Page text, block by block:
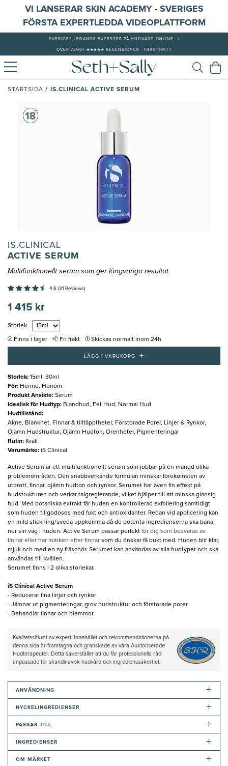
VI LANSERAR SKIN ACADEMY - SVERIGES
FÖRSTA EXPERTLEDDA VIDEOPLATTFORM
SVERIGES LEDANDE EXPERTER PÅ HUDVÅRD ONLINE
ÖVER 7200+ ★★★★★ RECENSIONER - FRAKTFRITT
STARTSIDA / IS.CLINICAL ACTIVE SERUM
IS.CLINICAL
ACTIVE SERUM
Multifunktionellt serum som ger långvariga resultat
4,6 (31 Reviews)
1 415 kr
Storlek
Finns i lager Fri frakt Skickas normalt inom 24h
LÄGG I VARUKORG +
Storlek: 15ml, 30ml
För: Henne, Honom
Produkt Ansikte: Serum
Idealisk för Hudtyp: Blandhud, Fet Hud, Normal Hud
Hudtillstånd:
Akne, Blankhet, Finnar & tilltäpptheter, Förstorade Porer, Linjer & Rynkor,
Ojämn Hudstruktur, Ojämn Hudton, Orenheter, Pigmenteringar
Rutin: Kväll
Varumärke: iS Clinical
Active Serum är ett multifunktionellt serum som jobbar på en mängd olika
problemområden. Den snabbverkande formulan minskar förekomsten av
utbrott, finnar, ojämn hudton och rynkor. Serumet har även fin effekt på
hudstrukturen och verkar talgreglerande, vilket hjälper till att minska glansig
hud. Med botaniska extrakt får huden en kontrollerad exfoliering samtidigt
som huden tillgodoses med fukt och antioxidanter. Redan vid applicering kan
en mild stickning/sveda uppkomma då de potenta ingredienserna ska bana
ner sin väg i huden. Active Serum passar perfekt för dig som besväras av
finnar eller har märken efter finnar som du önskar få bukt med. Huden blir klar,
mjuk och med en ny fräschör. Serumet kan användas av alla hudtyper och ska
användas till kvällen.
Serumet finns i 2 olika storlekar.
iS Clinical Active Serum
- Reducerar fina linjer och rynkor
- Jämnar ut pigmenteringar, grov hudstruktur och förstorade porer
- Behandlar finnar och blemmor
Kvalitetssäkrat av expert: Innehållet och rekommendationerna på
denna sida är framtagna och granskade av våra Auktoriserade
Hudterapeuter. Detta säkerställer att du får professionella råd
anpassade för skandinavisk hudvård och ingredienssäkerhet.
ANVÄNDNING +
NYCKELINGREDIENSER +
PASSAR TILL +
INGREDIENSER +
OM MÄRKET +